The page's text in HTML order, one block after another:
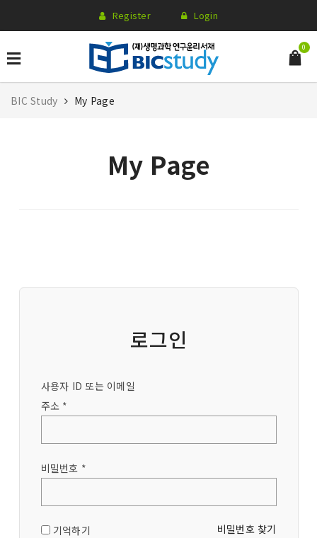
Register Login
0
BIC Study My Page
My Page
로그인
사용자 ID 또는 이메일
주소 *
비밀번호 *
기억하기 비밀번호 찾기